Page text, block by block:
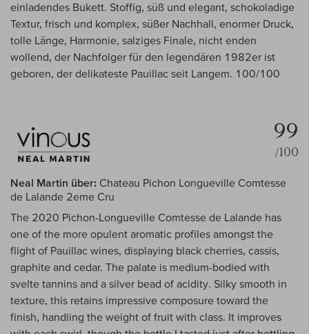
einladendes Bukett. Stoffig, süß und elegant, schokoladige
Textur, frisch und komplex, süßer Nachhall, enormer Druck,
tolle Länge, Harmonie, salziges Finale, nicht enden
wollend, der Nachfolger für den legendären 1982er ist
geboren, der delikateste Pauillac seit Langem. 100/100
99
/100
Neal Martin über: Chateau Pichon Longueville Comtesse
de Lalande 2eme Cru
The 2020 Pichon-Longueville Comtesse de Lalande has
one of the more opulent aromatic profiles amongst the
flight of Pauillac wines, displaying black cherries, cassis,
graphite and cedar. The palate is medium-bodied with
svelte tannins and a silver bead of acidity. Silky smooth in
texture, this retains impressive composure toward the
finish, handling the weight of fruit with class. It improves